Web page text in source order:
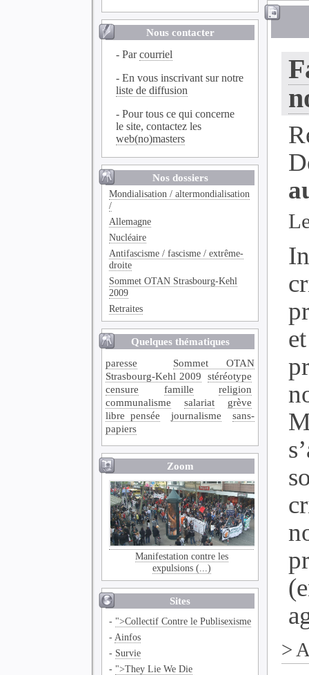
Nous contacter
- Parcourriel
- En vous inscrivant sur notre
liste de diffusion
- Pour tous ce qui concerne
le site, contactez les
web(no)masters
Nos dossiers
Mondialisation / altermondialisation
/
Allemagne
Nucléaire
Antifascisme / fascisme / extrême-
droite
Sommet OTAN Strasbourg-Kehl
2009
Retraites
Quelques thématiques
paresse
Sommet OTAN
Strasbourg-Kehl 2009
stéréotype
censure
famille
religion
communalisme
salariat
grève
libre pensée
journalisme
sans-
papiers
Zoom
Manifestation contre les
expulsions (...)
Sites
- ">Collectif Contre le Publisexisme
- Ainfos
- Survie
- ">They Lie We Die
>